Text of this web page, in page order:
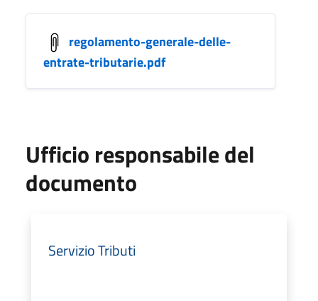
regolamento-generale-delle-
entrate-tributarie.pdf
Ufficio responsabile del
documento
Servizio Tributi